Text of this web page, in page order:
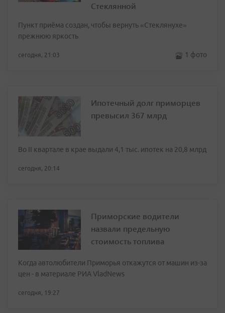
Стеклянной
Пункт приёма создан, чтобы вернуть «Стеклянухе»
прежнюю яркость
сегодня, 21:03 1 фото
Ипотечный долг приморцев
превысил 367 млрд
Во II квартале в крае выдали 4,1 тыс. ипотек на 20,8 млрд
сегодня, 20:14
Приморские водители
назвали предельную
стоимость топлива
Когда автолюбители Приморья откажутся от машин из-за
цен - в материале РИА VladNews
сегодня, 19:27